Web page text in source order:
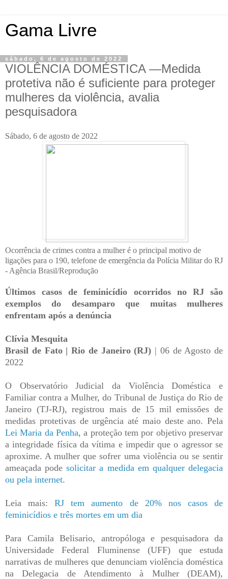
Gama Livre
sábado, 6 de agosto de 2022
VIOLÊNCIA DOMÉSTICA —Medida
protetiva não é suficiente para proteger
mulheres da violência, avalia
pesquisadora
Sábado, 6 de agosto de 2022
Ocorrência de crimes contra a mulher é o principal motivo de
ligações para o 190, telefone de emergência da Polícia Militar do RJ
- Agência Brasil/Reprodução
Últimos casos de feminicídio ocorridos no RJ são
exemplos do desamparo que muitas mulheres
enfrentam após a denúncia
Clívia Mesquita
Brasil de Fato | Rio de Janeiro (RJ) | 06 de Agosto de
2022
O Observatório Judicial da Violência Doméstica e
Familiar contra a Mulher, do Tribunal de Justiça do Rio de
Janeiro (TJ-RJ), registrou mais de 15 mil emissões de
medidas protetivas de urgência até maio deste ano. Pela
Lei Maria da Penha, a proteção tem por objetivo preservar
a integridade física da vítima e impedir que o agressor se
aproxime. A mulher que sofrer uma violência ou se sentir
ameaçada podesolicitar a medida em qualquer delegacia
ou pela internet.
Leia mais:RJ tem aumento de 20% nos casos de
feminicídios e três mortes em um dia
Para Camila Belisario, antropóloga e pesquisadora da
Universidade Federal Fluminense (UFF) que estuda
narrativas de mulheres que denunciam violência doméstica
na Delegacia de Atendimento à Mulher (DEAM),